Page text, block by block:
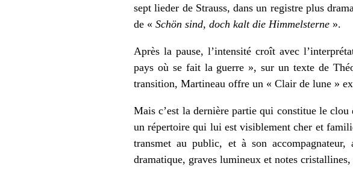
sept lieder de Strauss, dans un registre plus
de « Schön sind, doch kalt die Himmelsterne ».
Après la pause, l’intensité croît avec
pays où se fait la guerre », sur un texte de
transition, Martineau offre un « Clair de lune »
Mais c’est la dernière partie qui constitue le clou
un répertoire qui lui est visiblement cher et
transmet au public, et à son
dramatique, graves lumineux et notes